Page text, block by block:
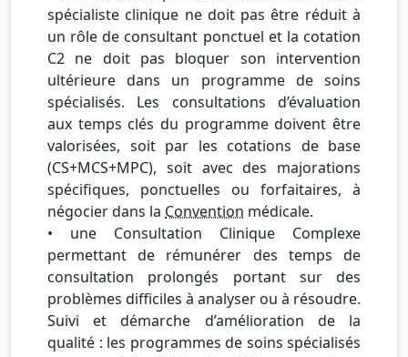
spécialiste clinique ne doit pas être réduit à
un rôle de consultant ponctuel et la cotation
C2 ne doit pas bloquer son intervention
ultérieure dans un programme de soins
spécialisés. Les consultations d’évaluation
aux temps clés du programme doivent être
valorisées, soit par les cotations de base
(CS+MCS+MPC), soit avec des majorations
spécifiques, ponctuelles ou forfaitaires, à
négocier dans la Convention médicale.
• une Consultation Clinique Complexe
permettant de rémunérer des temps de
consultation prolongés portant sur des
problèmes difficiles à analyser ou à résoudre.
Suivi et démarche d’amélioration de la
qualité : les programmes de soins spécialisés